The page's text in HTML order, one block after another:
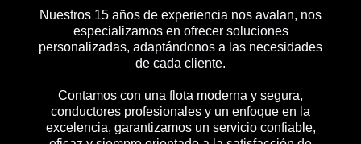
Nuestros 15 años de experiencia nos avalan, nos
especializamos en ofrecer soluciones
personalizadas, adaptándonos a las necesidades
de cada cliente.
Contamos con una flota moderna y segura,
conductores profesionales y un enfoque en la
excelencia, garantizamos un servicio confiable,